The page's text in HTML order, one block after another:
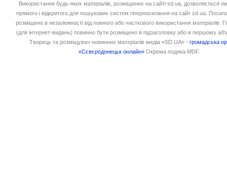
Використання будь-яких матеріалів, розміщених на сайті sd.ua, дозволяється
прямого і відкритого для пошукових систем гіперпосилання на сайт sd.ua.
розміщено в незалежності від повного або часткового використання матеріалів.
(для інтернет-видань) повинно бути розміщено в підзаголовку або в першому
Творець та розміщувач новинних матеріалів медіа «SD.UA» -громадська
«Сєвєродонецьк онлайн» Окрема подяка MDF.